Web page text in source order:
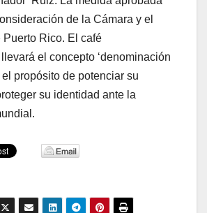
de la Cámara y el
Puerto Rico. El café
el concepto ‘denominación
el propósito de potenciar su
su identidad ante la